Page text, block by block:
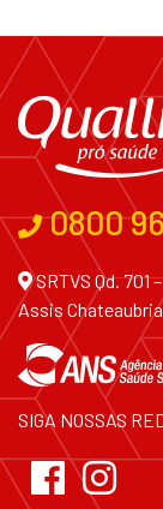
0800
SRTVS Qd. 701
Assis
SIGA NOSSAS